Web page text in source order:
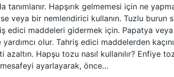
Hapşırık gelmemesi için ne
veya bir nemlendirici kullanın. Tuzlu burun
edici maddeleri gidermek için. Papatya
olur. Tahriş edici maddelerden
Hapşu tozu nasıl kullanılır? Enfiye
ayarlayarak, önce…